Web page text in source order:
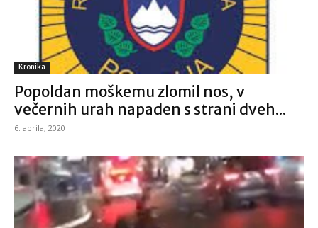
Kronika
Popoldan moškemu zlomil nos, v
večernih urah napaden s strani dveh...
6. aprila, 2020